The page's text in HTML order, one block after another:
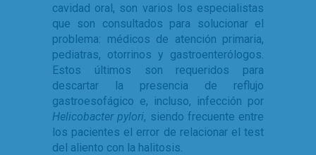
cavidad oral, son varios los especialistas
que son consultados para solucionar el
problema: médicos de atención primaria,
pediatras, otorrinos y gastroenterólogos.
Estos últimos son requeridos para
descartar la presencia de reflujo
gastroesofágico e, incluso, infección por
Helicobacter pylori, siendo frecuente entre
los pacientes el error de relacionar el test
del aliento con la halitosis.